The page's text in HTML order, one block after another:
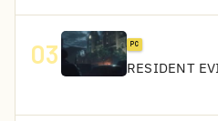
03 PC
RESIDENT